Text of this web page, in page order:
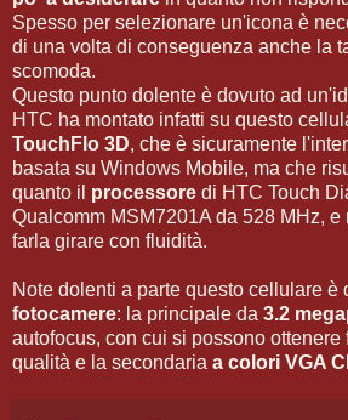
Spesso per selezionare un'icona è
di una volta di conseguenza anche la
scomoda.
Questo punto dolente è dovuto ad
HTC ha montato infatti su questo
TouchFlo 3D, che è sicuramente
basata su Windows Mobile, ma che
quanto il processore di HTC Touch
Qualcomm MSM7201A da 528 MHz, e
farla girare con fluidità.
Note dolenti a parte questo cellulare è
fotocamere: la principale da 3.2
autofocus, con cui si possono ottenere
qualità e la secondaria a colori VGA